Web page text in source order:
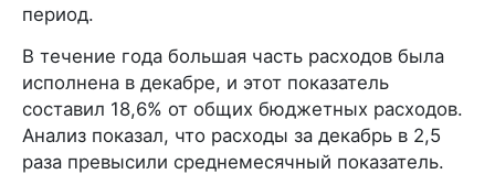
период.
В течение года большая часть расходов была
исполнена в декабре, и этот показатель
составил 18,6% от общих бюджетных расходов.
Анализ показал, что расходы за декабрь в 2,5
раза превысили среднемесячный показатель.